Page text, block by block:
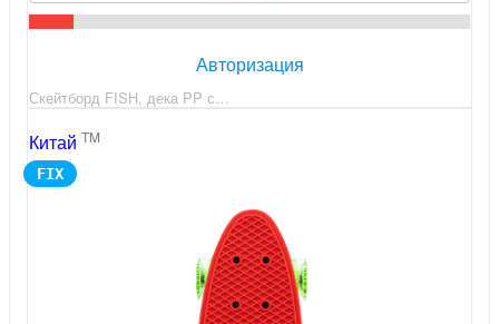
Авторизация
Скейтборд FISH, дека PP с…
Китай TM
FIX